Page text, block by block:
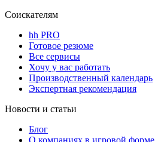
Соискателям
hh PRO
Готовое резюме
Все сервисы
Хочу у вас работать
Производственный календарь
Экспертная рекомендация
Новости и статьи
Блог
О компаниях в игровой форме